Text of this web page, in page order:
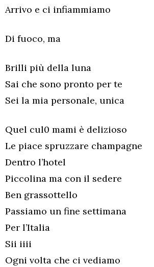
Arrivo e ci infiammiamo
Di fuoco, ma
Brilli più della luna
Sai che sono pronto per te
Sei la mia personale, unica
Quel cul0 mami è delizioso
Le piace spruzzare champagne
Dentro l’hotel
Piccolina ma con il sedere
Ben grassottello
Passiamo un fine settimana
Per l’Italia
Sii iiii
Ogni volta che ci vediamo